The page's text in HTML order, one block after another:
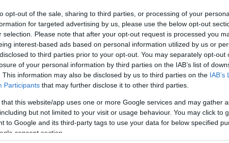
opt-out of the sale, sharing to third parties, or processing of your
for targeted advertising by us, please use the below opt-out
selection. Please note that after your opt-out request is processed you
interest-based ads based on personal information utilized by us or
to third parties prior to your opt-out. You may separately opt-out
of your personal information by third parties on the IAB’s list of
This information may also be disclosed by us to third parties on the IAB’s
Participants that may further disclose it to other third parties.
that this website/app uses one or more Google services and may gather
but not limited to your visit or usage behaviour. You may click to
to Google and its third-party tags to use your data for below specified
consent section.
vanno dal controllo della sosta alla gestione
di collegamenti gratuiti per ridurre
unisce misure di ordine pubblico,
mobilità sostenibile.